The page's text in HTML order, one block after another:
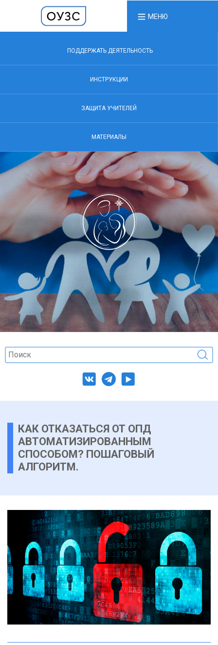
МЕНЮ
ПОДДЕРЖАТЬ ДЕЯТЕЛЬНОСТЬ
ИНСТРУКЦИИ
ЗАЩИТА УЧИТЕЛЕЙ
МАТЕРИАЛЫ
КАК ОТКАЗАТЬСЯ ОТ ОПД
АВТОМАТИЗИРОВАННЫМ
СПОСОБОМ? ПОШАГОВЫЙ
АЛГОРИТМ.